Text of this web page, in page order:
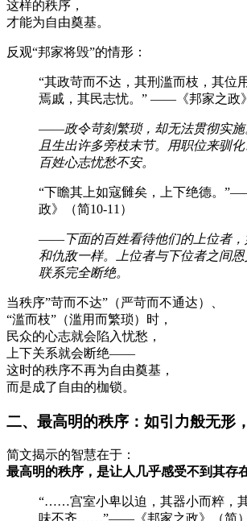
这样的秩序，
才能为自由奠基。
反观“邦家将毁”的情形：
“其政苛而不达，其刑滥而枝，其位
焉戚，其民志忧。” ——《邦家之政
——政令苛刻繁琐，却无法贯彻实施
且生出许多旁枝末节。用职位来驯化
百姓心志忧愁不安。
“下瞻其上如寇雠矣，上下绝德。
政》（简10-11）
——下面的百姓看待他们的上位者
和仇敌一样。上位者与下位者之间
联系完全断绝。
当秩序”苛而不达”（严苛而不通达）、
“滥而枝”（滥用而繁琐）时，
民众的心志就会陷入忧愁，
上下关系就会断绝——
这时的秩序不再为自由奠基，
而是成了自由的枷锁。
二、最高明的秩序：如引力般无形
简文揭示的智慧在于：
最高明的秩序，是让人几乎感受不到其存
“……宫室小卑以迫，其器小而粹，